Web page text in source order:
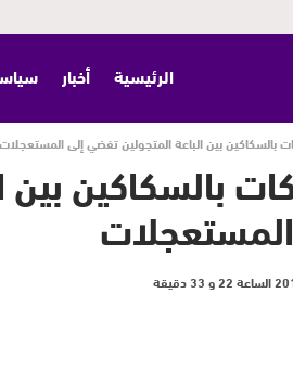
الرئيسية أخبار
بالسكاكين بين الباعة المتجولين تفضي إلى المستعجلات
بالسكاكين بين